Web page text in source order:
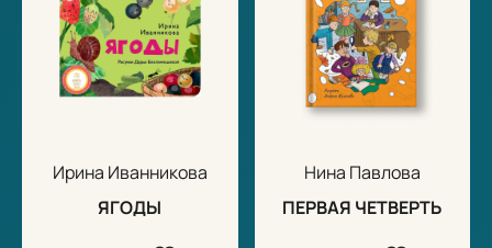
Ирина Иванникова
ЯГОДЫ
Нина Павлова
ПЕРВАЯ ЧЕТВЕРТЬ